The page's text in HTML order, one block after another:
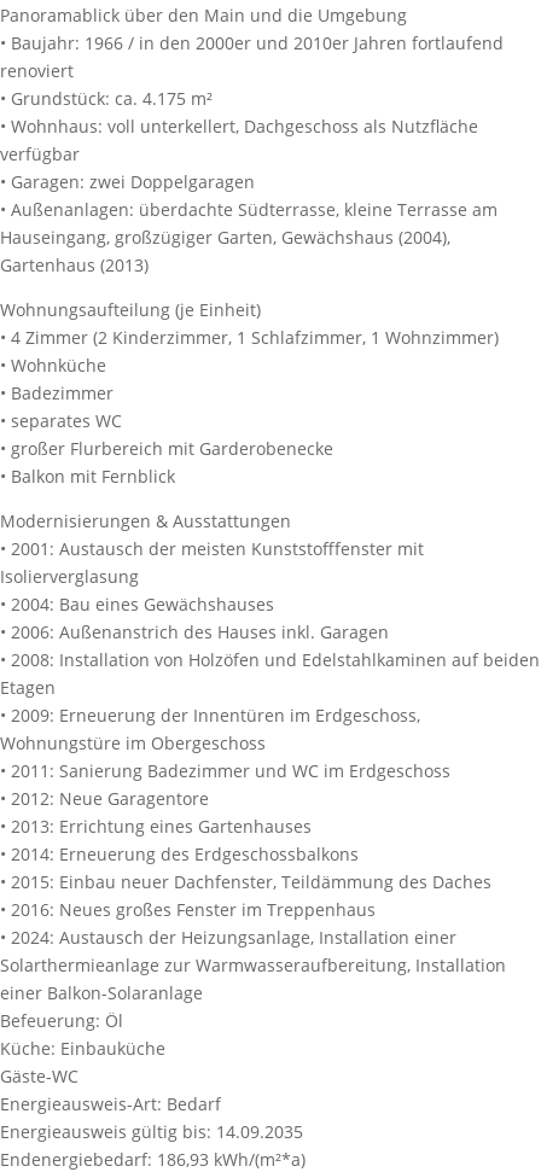
Panoramablick über den Main und die Umgebung
• Baujahr: 1966 / in den 2000er und 2010er Jahren fortlaufend
renoviert
• Grundstück: ca. 4.175 m²
• Wohnhaus: voll unterkellert, Dachgeschoss als Nutzfläche
verfügbar
• Garagen: zwei Doppelgaragen
• Außenanlagen: überdachte Südterrasse, kleine Terrasse am
Hauseingang, großzügiger Garten, Gewächshaus (2004),
Gartenhaus (2013)
Wohnungsaufteilung (je Einheit)
• 4 Zimmer (2 Kinderzimmer, 1 Schlafzimmer, 1 Wohnzimmer)
• Wohnküche
• Badezimmer
• separates WC
• großer Flurbereich mit Garderobenecke
• Balkon mit Fernblick
Modernisierungen & Ausstattungen
• 2001: Austausch der meisten Kunststofffenster mit
Isolierverglasung
• 2004: Bau eines Gewächshauses
• 2006: Außenanstrich des Hauses inkl. Garagen
• 2008: Installation von Holzöfen und Edelstahlkaminen auf beiden
Etagen
• 2009: Erneuerung der Innentüren im Erdgeschoss,
Wohnungstüre im Obergeschoss
• 2011: Sanierung Badezimmer und WC im Erdgeschoss
• 2012: Neue Garagentore
• 2013: Errichtung eines Gartenhauses
• 2014: Erneuerung des Erdgeschossbalkons
• 2015: Einbau neuer Dachfenster, Teildämmung des Daches
• 2016: Neues großes Fenster im Treppenhaus
• 2024: Austausch der Heizungsanlage, Installation einer
Solarthermieanlage zur Warmwasseraufbereitung, Installation
einer Balkon-Solaranlage
Befeuerung: Öl
Küche: Einbauküche
Gäste-WC
Energieausweis-Art: Bedarf
Energieausweis gültig bis: 14.09.2035
Endenergiebedarf: 186,93 kWh/(m²*a)